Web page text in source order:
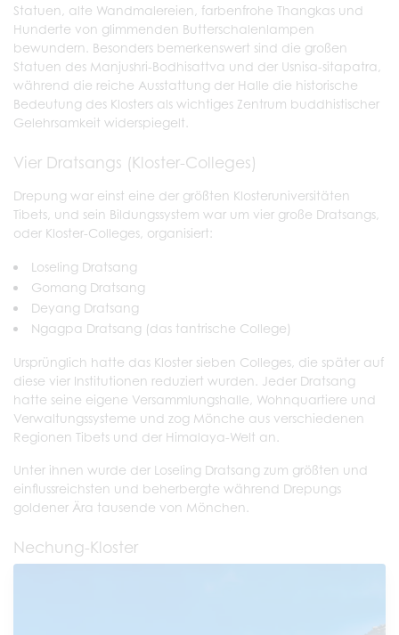
Statuen, alte Wandmalereien, farbenfrohe Thangkas und
Hunderte von glimmenden Butterschalenlampen
bewundern. Besonders bemerkenswert sind die großen
Statuen des Manjushri-Bodhisattva und der Usnisa-sitapatra,
während die reiche Ausstattung der Halle die historische
Bedeutung des Klosters als wichtiges Zentrum buddhistischer
Gelehrsamkeit widerspiegelt.
Vier Dratsangs (Kloster-Colleges)
Drepung war einst eine der größten Klosteruniversitäten
Tibets, und sein Bildungssystem war um vier große Dratsangs,
oder Kloster-Colleges, organisiert:
Loseling Dratsang
Gomang Dratsang
Deyang Dratsang
Ngagpa Dratsang (das tantrische College)
Ursprünglich hatte das Kloster sieben Colleges, die später auf
diese vier Institutionen reduziert wurden. Jeder Dratsang
hatte seine eigene Versammlungshalle, Wohnquartiere und
Verwaltungssysteme und zog Mönche aus verschiedenen
Regionen Tibets und der Himalaya-Welt an.
Unter ihnen wurde der Loseling Dratsang zum größten und
einflussreichsten und beherbergte während Drepungs
goldener Ära tausende von Mönchen.
Nechung-Kloster